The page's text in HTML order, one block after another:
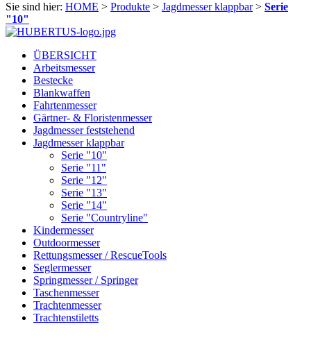
Sie sind hier: HOME > Produkte > Jagdmesser klappbar > Serie
"10"
ÜBERSICHT
Arbeitsmesser
Bestecke
Blankwaffen
Fahrtenmesser
Gärtner- & Floristenmesser
Jagdmesser feststehend
Jagdmesser klappbar
Serie "10"
Serie "11"
Serie "12"
Serie "13"
Serie "14"
Serie "Countryline"
Kindermesser
Outdoormesser
Rettungsmesser / RescueTools
Seglermesser
Springmesser / Springer
Taschenmesser
Trachtenmesser
Trachtenstiletts